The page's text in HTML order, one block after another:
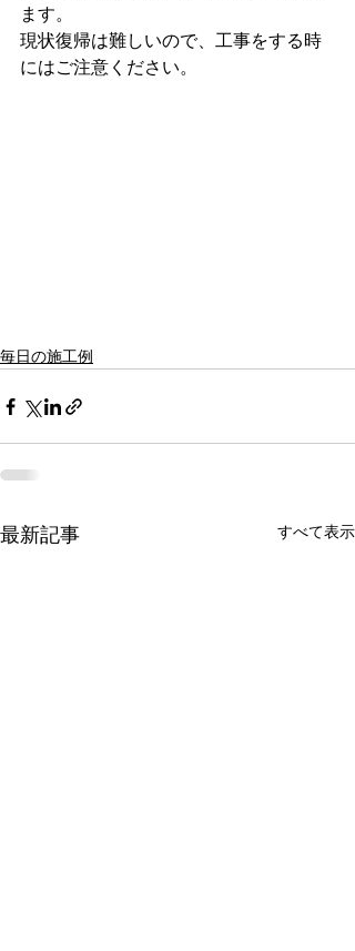
ます。
現状復帰は難しいので、工事をする時
にはご注意ください。
毎日の施工例
最新記事 すべて表示